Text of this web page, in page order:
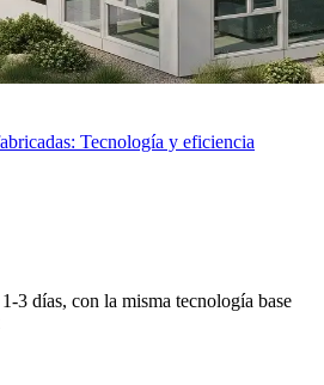
Tecnología y eficiencia
3 días, con la misma tecnología base